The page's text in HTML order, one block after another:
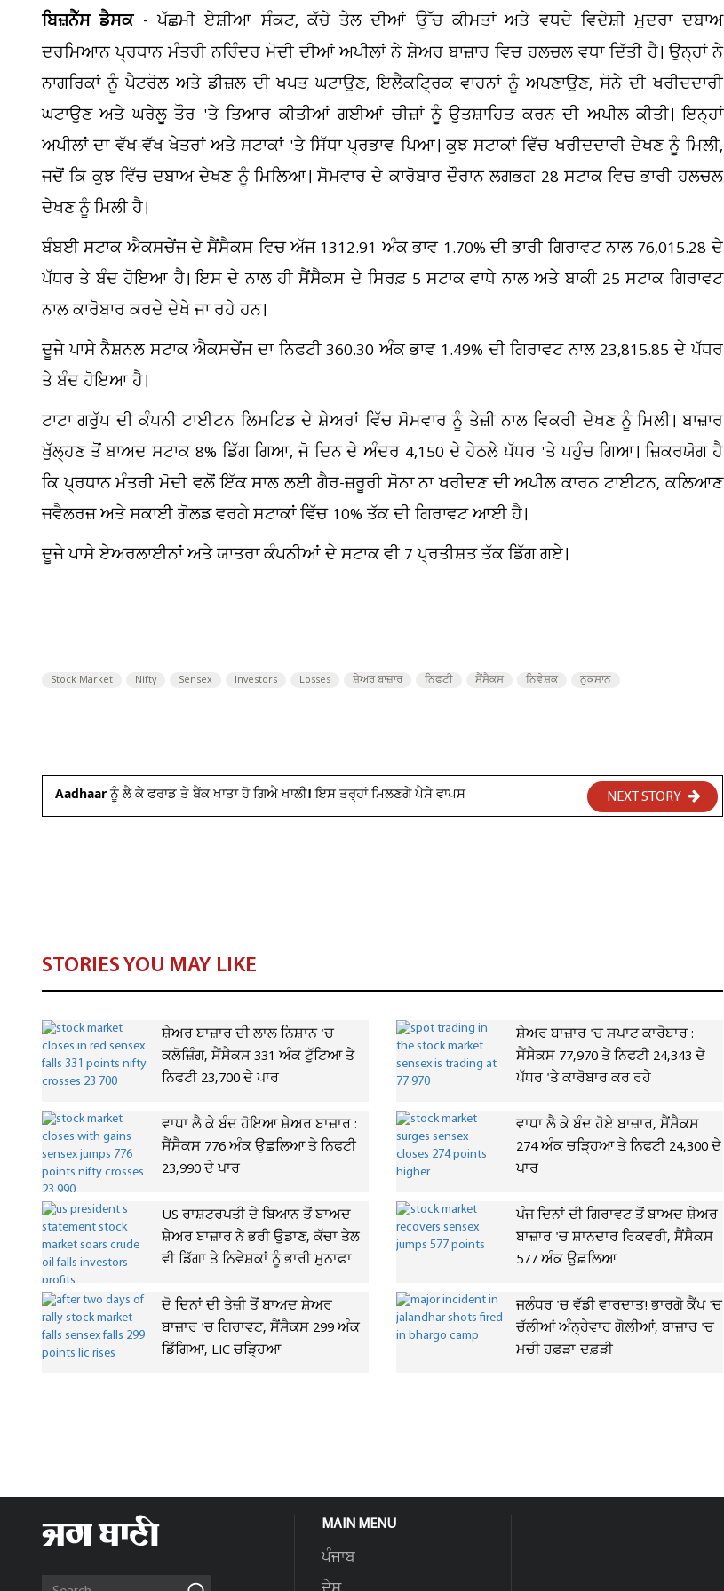
ਬਿਜ਼ਨੈੱਸ ਡੈਸਕ- ਪੱਛਮੀ ਏਸ਼ੀਆ ਸੰਕਟ, ਕੱਚੇ ਤੇਲ ਦੀਆਂ ਉੱਚ ਕੀਮਤਾਂ ਅਤੇ ਵਧਦੇ ਵਿਦੇਸ਼ੀ ਮੁਦਰਾ ਦਬਾਅ
ਦਰਮਿਆਨ ਪ੍ਰਧਾਨ ਮੰਤਰੀ ਨਰਿੰਦਰ ਮੋਦੀ ਦੀਆਂ ਅਪੀਲਾਂ ਨੇ ਸ਼ੇਅਰ ਬਾਜ਼ਾਰ ਵਿਚ ਹਲਚਲ ਵਧਾ ਦਿੱਤੀ ਹੈ। ਉਨ੍ਹਾਂ ਨੇ
ਨਾਗਰਿਕਾਂ ਨੂੰ ਪੈਟਰੋਲ ਅਤੇ ਡੀਜ਼ਲ ਦੀ ਖਪਤ ਘਟਾਉਣ, ਇਲੈਕਟ੍ਰਿਕ ਵਾਹਨਾਂ ਨੂੰ ਅਪਣਾਉਣ, ਸੋਨੇ ਦੀ ਖਰੀਦਦਾਰੀ
ਘਟਾਉਣ ਅਤੇ ਘਰੇਲੂ ਤੌਰ 'ਤੇ ਤਿਆਰ ਕੀਤੀਆਂ ਗਈਆਂ ਚੀਜ਼ਾਂ ਨੂੰ ਉਤਸ਼ਾਹਿਤ ਕਰਨ ਦੀ ਅਪੀਲ ਕੀਤੀ। ਇਨ੍ਹਾਂ
ਅਪੀਲਾਂ ਦਾ ਵੱਖ-ਵੱਖ ਖੇਤਰਾਂ ਅਤੇ ਸਟਾਕਾਂ 'ਤੇ ਸਿੱਧਾ ਪ੍ਰਭਾਵ ਪਿਆ। ਕੁਝ ਸਟਾਕਾਂ ਵਿੱਚ ਖਰੀਦਦਾਰੀ ਦੇਖਣ ਨੂੰ ਮਿਲੀ,
ਜਦੋਂ ਕਿ ਕੁਝ ਵਿੱਚ ਦਬਾਅ ਦੇਖਣ ਨੂੰ ਮਿਲਿਆ। ਸੋਮਵਾਰ ਦੇ ਕਾਰੋਬਾਰ ਦੌਰਾਨ ਲਗਭਗ 28 ਸਟਾਕ ਵਿਚ ਭਾਰੀ ਹਲਚਲ
ਦੇਖਣ ਨੂੰ ਮਿਲੀ ਹੈ।
ਬੰਬਈ ਸਟਾਕ ਐਕਸਚੇਂਜ ਦੇ ਸੈਂਸੈਕਸ ਵਿਚ ਅੱਜ 1312.91 ਅੰਕ ਭਾਵ 1.70% ਦੀ ਭਾਰੀ ਗਿਰਾਵਟ ਨਾਲ 76,015.28 ਦੇ
ਪੱਧਰ ਤੇ ਬੰਦ ਹੋਇਆ ਹੈ। ਇਸ ਦੇ ਨਾਲ ਹੀ ਸੈਂਸੈਕਸ ਦੇ ਸਿਰਫ਼ 5 ਸਟਾਕ ਵਾਧੇ ਨਾਲ ਅਤੇ ਬਾਕੀ 25 ਸਟਾਕ ਗਿਰਾਵਟ
ਨਾਲ ਕਾਰੋਬਾਰ ਕਰਦੇ ਦੇਖੇ ਜਾ ਰਹੇ ਹਨ।
ਦੂਜੇ ਪਾਸੇ ਨੈਸ਼ਨਲ ਸਟਾਕ ਐਕਸਚੇਂਜ ਦਾ ਨਿਫਟੀ 360.30 ਅੰਕ ਭਾਵ 1.49% ਦੀ ਗਿਰਾਵਟ ਨਾਲ 23,815.85 ਦੇ ਪੱਧਰ
ਤੇ ਬੰਦ ਹੋਇਆ ਹੈ।
ਟਾਟਾ ਗਰੁੱਪ ਦੀ ਕੰਪਨੀ ਟਾਈਟਨ ਲਿਮਟਿਡ ਦੇ ਸ਼ੇਅਰਾਂ ਵਿੱਚ ਸੋਮਵਾਰ ਨੂੰ ਤੇਜ਼ੀ ਨਾਲ ਵਿਕਰੀ ਦੇਖਣ ਨੂੰ ਮਿਲੀ। ਬਾਜ਼ਾਰ
ਖੁੱਲ੍ਹਣ ਤੋਂ ਬਾਅਦ ਸਟਾਕ 8% ਡਿੱਗ ਗਿਆ, ਜੋ ਦਿਨ ਦੇ ਅੰਦਰ 4,150 ਦੇ ਹੇਠਲੇ ਪੱਧਰ 'ਤੇ ਪਹੁੰਚ ਗਿਆ। ਜ਼ਿਕਰਯੋਗ ਹੈ
ਕਿ ਪ੍ਰਧਾਨ ਮੰਤਰੀ ਮੋਦੀ ਵਲੋਂ ਇੱਕ ਸਾਲ ਲਈ ਗੈਰ-ਜ਼ਰੂਰੀ ਸੋਨਾ ਨਾ ਖਰੀਦਣ ਦੀ ਅਪੀਲ ਕਾਰਨ ਟਾਈਟਨ, ਕਲਿਆਣ
ਜਵੈਲਰਜ਼ ਅਤੇ ਸਕਾਈ ਗੋਲਡ ਵਰਗੇ ਸਟਾਕਾਂ ਵਿੱਚ 10% ਤੱਕ ਦੀ ਗਿਰਾਵਟ ਆਈ ਹੈ।
ਦੂਜੇ ਪਾਸੇ ਏਅਰਲਾਈਨਾਂ ਅਤੇ ਯਾਤਰਾ ਕੰਪਨੀਆਂ ਦੇ ਸਟਾਕ ਵੀ 7 ਪ੍ਰਤੀਸ਼ਤ ਤੱਕ ਡਿੱਗ ਗਏ।
Stock Market Nifty Sensex Investors Losses ਸ਼ੇਅਰ ਬਾਜ਼ਾਰ ਨਿਫਟੀ ਸੈਂਸੈਕਸ ਨਿਵੇਸ਼ਕ ਨੁਕਸਾਨ
Aadhaar ਨੂੰ ਲੈ ਕੇ ਫਰਾਡ ਤੇ ਬੈਂਕ ਖਾਤਾ ਹੋ ਗਿਐ ਖਾਲੀ! ਇਸ ਤਰ੍ਹਾਂ ਮਿਲਣਗੇ ਪੈਸੇ ਵਾਪਸ NEXT STORY
STORIES YOU MAY LIKE
ਸ਼ੇਅਰ ਬਾਜ਼ਾਰ ਦੀ ਲਾਲ ਨਿਸ਼ਾਨ 'ਚ
ਕਲੋਜ਼ਿੰਗ, ਸੈਂਸੈਕਸ 331 ਅੰਕ ਟੁੱਟਿਆ ਤੇ
ਨਿਫਟੀ 23,700 ਦੇ ਪਾਰ
ਸ਼ੇਅਰ ਬਾਜ਼ਾਰ 'ਚ ਸਪਾਟ ਕਾਰੋਬਾਰ :
ਸੈਂਸੈਕਸ 77,970 ਤੇ ਨਿਫਟੀ 24,343 ਦੇ
ਪੱਧਰ 'ਤੇ ਕਾਰੋਬਾਰ ਕਰ ਰਹੇ
ਵਾਧਾ ਲੈ ਕੇ ਬੰਦ ਹੋਇਆ ਸ਼ੇਅਰ ਬਾਜ਼ਾਰ :
ਸੈਂਸੈਕਸ 776 ਅੰਕ ਉਛਲਿਆ ਤੇ ਨਿਫਟੀ
23,990 ਦੇ ਪਾਰ
ਵਾਧਾ ਲੈ ਕੇ ਬੰਦ ਹੋਏ ਬਾਜ਼ਾਰ, ਸੈਂਸੈਕਸ
274 ਅੰਕ ਚੜ੍ਹਿਆ ਤੇ ਨਿਫਟੀ 24,300 ਦੇ
ਪਾਰ
US ਰਾਸ਼ਟਰਪਤੀ ਦੇ ਬਿਆਨ ਤੋਂ ਬਾਅਦ
ਸ਼ੇਅਰ ਬਾਜ਼ਾਰ ਨੇ ਭਰੀ ਉਡਾਣ, ਕੱਚਾ ਤੇਲ
ਵੀ ਡਿੱਗਾ ਤੇ ਨਿਵੇਸ਼ਕਾਂ ਨੂੰ ਭਾਰੀ ਮੁਨਾਫ਼ਾ
ਪੰਜ ਦਿਨਾਂ ਦੀ ਗਿਰਾਵਟ ਤੋਂ ਬਾਅਦ ਸ਼ੇਅਰ
ਬਾਜ਼ਾਰ 'ਚ ਸ਼ਾਨਦਾਰ ਰਿਕਵਰੀ, ਸੈਂਸੈਕਸ
577 ਅੰਕ ਉਛਲਿਆ
ਦੋ ਦਿਨਾਂ ਦੀ ਤੇਜ਼ੀ ਤੋਂ ਬਾਅਦ ਸ਼ੇਅਰ
ਬਾਜ਼ਾਰ 'ਚ ਗਿਰਾਵਟ, ਸੈਂਸੈਕਸ 299 ਅੰਕ
ਡਿੱਗਿਆ, LIC ਚੜ੍ਹਿਆ
ਜਲੰਧਰ 'ਚ ਵੱਡੀ ਵਾਰਦਾਤ! ਭਾਰਗੋ ਕੈਂਪ 'ਚ
ਚੱਲੀਆਂ ਅੰਨ੍ਹੇਵਾਹ ਗੋਲ਼ੀਆਂ, ਬਾਜ਼ਾਰ 'ਚ
ਮਚੀ ਹਫ਼ੜਾ-ਦਫ਼ੜੀ
ਹੈਂ! ਲਾੜੀ ਨੂੰ ਮੰਡਪ 'ਚ ਛੱਡ ਫੂਡ ਡਿਲਵਰੀ ਦਾ ਕੰਮ
MAIN MENU
ਪੰਜਾਬ